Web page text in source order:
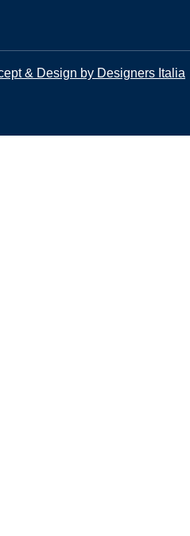
& Design by Designers Italia